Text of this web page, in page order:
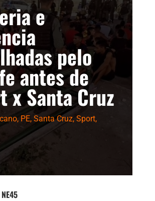
e
pelo
antes de
x Santa Cruz
, PE, Santa Cruz, Sport,